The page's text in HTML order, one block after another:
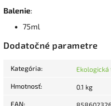
Balenie:
75ml
Dodatočné parametre
Kategória:
Hmotnosť: 0.1 kg
EAN: